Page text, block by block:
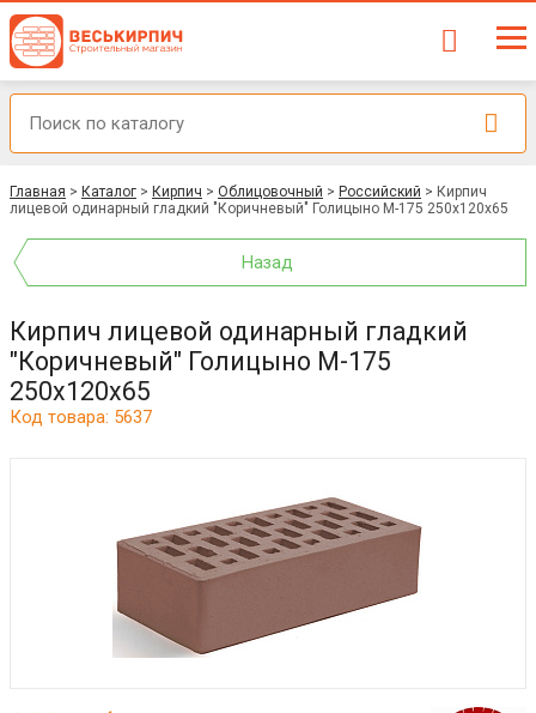
Главная > Каталог > Кирпич > Облицовочный > Российский > Кирпич
лицевой одинарный гладкий "Коричневый" Голицыно М-175 250x120x65
Назад
Кирпич лицевой одинарный гладкий
"Коричневый" Голицыно М-175
250x120x65
Код товара: 5637